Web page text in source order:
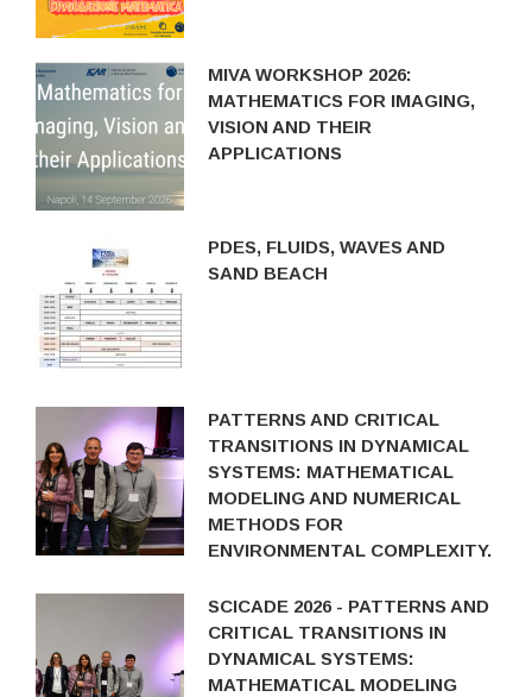
MIVA WORKSHOP 2026:
MATHEMATICS FOR IMAGING,
VISION AND THEIR
APPLICATIONS
PDES, FLUIDS, WAVES AND
SAND BEACH
PATTERNS AND CRITICAL
TRANSITIONS IN DYNAMICAL
SYSTEMS: MATHEMATICAL
MODELING AND NUMERICAL
METHODS FOR
ENVIRONMENTAL COMPLEXITY.
SCICADE 2026 - PATTERNS AND
CRITICAL TRANSITIONS IN
DYNAMICAL SYSTEMS:
MATHEMATICAL MODELING